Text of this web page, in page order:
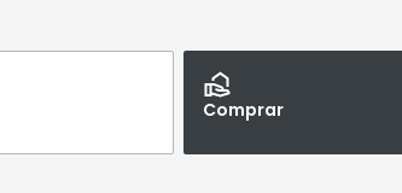
Comprar